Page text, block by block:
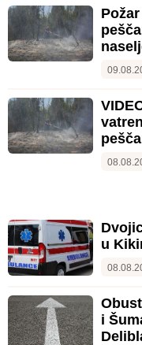
u
i